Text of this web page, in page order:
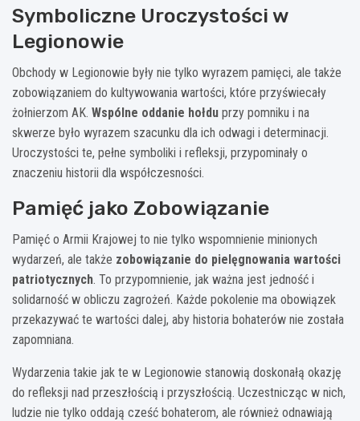
Symboliczne Uroczystości w
Legionowie
Obchody w Legionowie były nie tylko wyrazem pamięci, ale także
zobowiązaniem do kultywowania wartości, które przyświecały
żołnierzom AK. Wspólne oddanie hołdu przy pomniku i na
skwerze było wyrazem szacunku dla ich odwagi i determinacji.
Uroczystości te, pełne symboliki i refleksji, przypominały o
znaczeniu historii dla współczesności.
Pamięć jako Zobowiązanie
Pamięć o Armii Krajowej to nie tylko wspomnienie minionych
wydarzeń, ale także zobowiązanie do pielęgnowania wartości
patriotycznych. To przypomnienie, jak ważna jest jedność i
solidarność w obliczu zagrożeń. Każde pokolenie ma obowiązek
przekazywać te wartości dalej, aby historia bohaterów nie została
zapomniana.
Wydarzenia takie jak te w Legionowie stanowią doskonałą okazję
do refleksji nad przeszłością i przyszłością. Uczestnicząc w nich,
ludzie nie tylko oddają cześć bohaterom, ale również odnawiają